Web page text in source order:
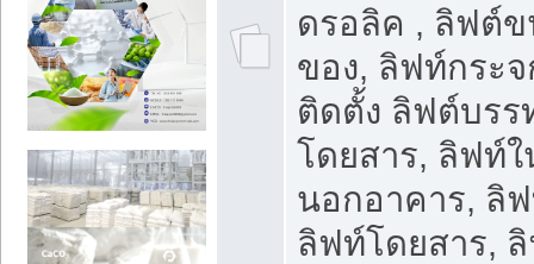
ดรอลิค , ลิฟต์
ของ, ลิฟท์กระ
ติดตั้ง ลิฟต์บร
โดยสาร, ลิฟท์
นอกอาคาร, ลิ
ลิฟท์โดยสาร,